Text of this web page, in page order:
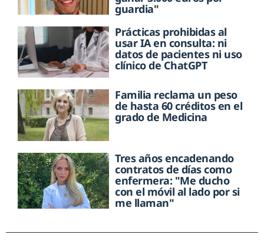
guardia"
Prácticas prohibidas al
usar IA en consulta: ni
datos de pacientes ni uso
clínico de ChatGPT
Familia reclama un peso
de hasta 60 créditos en el
grado de Medicina
Tres años encadenando
contratos de días como
enfermera: "Me ducho
con el móvil al lado por si
me llaman"